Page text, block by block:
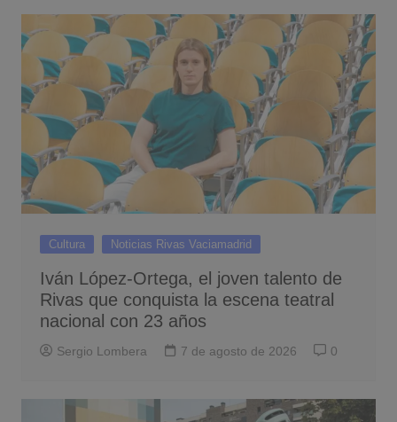
Cultura Noticias Rivas Vaciamadrid
Iván López-Ortega, el joven talento de
Rivas que conquista la escena teatral
nacional con 23 años
Sergio Lombera 7 de agosto de 2026 0